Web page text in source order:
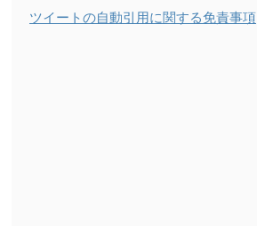
ツイートの自動引用に関する免責事項